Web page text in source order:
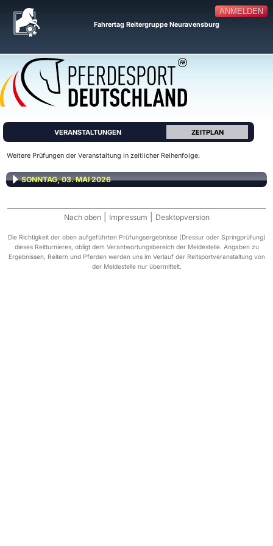
ANMELDEN
Fahrertag Reitergruppe Neuravensburg
VERANSTALTUNGEN ZEITPLAN
Weitere Prüfungen der Veranstaltung in zeitlicher Reihenfolge:
SONNTAG, 03. MAI 2026
Nach oben Impressum Desktopversion
Die Richtigkeit der oben aufgeführten Prüfungsergebnisse (Dressur oder Springprüfung)
dieses Reitturnieres, obligt dem Verantwortungsbereich der Meldestelle. Angaben zu
Ergebnissen, Reitern und Pferden werden uns im Verlauf der Reitsportveranstaltung von
der Meldestelle nur übermittelt.